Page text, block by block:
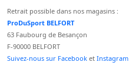
Retrait possible dans nos magasins :
ProDuSport BELFORT
63 Faubourg de Besançon
F-90000 BELFORT
Suivez-nous sur Facebook et Instagram